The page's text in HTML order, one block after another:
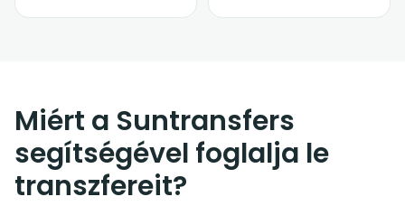
Miért a Suntransfers
segítségével foglalja le
transzfereit?